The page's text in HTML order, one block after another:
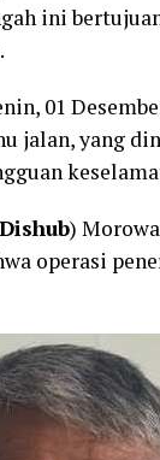
ini
01
jalan, yang
)
operasi